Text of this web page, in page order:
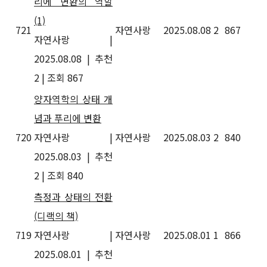
721
(1)
자연사랑
|
2025.08.08 | 추천
2 | 조회 867
자연사랑 2025.08.08 2 867
720
양자역학의 상태 개
념과 푸리에 변환
자연사랑
|
2025.08.03 | 추천
2 | 조회 840
자연사랑 2025.08.03 2 840
719
측정과 상태의 전환
(디랙의 책)
자연사랑
|
2025.08.01 | 추천
자연사랑 2025.08.01 1 866